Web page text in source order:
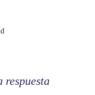
respuesta